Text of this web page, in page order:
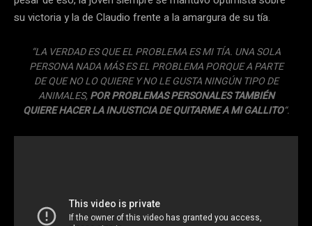
su victoria y la de Claudio frente a la amargura de su tía.
“LA VERDAD ES QUE EL PROBLEMA ES MI TÍA. UNA SOLA
PERSONA NADA MÁS ES EL PROBLEMA PORQUE A PARTE
DE QUE NO LO QUIERE Y NO LE GUSTA NINGÚN TIPO DE
ANIMALES,POR PROBLEMAS PERSONALES TAMBIÉN
QUIERE HACER LA INJUSTICIA DE QUITARME A MI GALLITO“.